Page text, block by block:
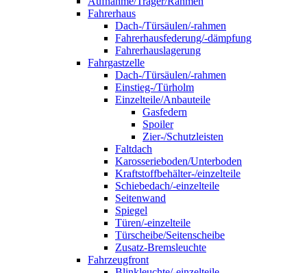
Fahrerhaus
Dach-/Türsäulen/-rahmen
Fahrerhausfederung/-dämpfung
Fahrerhauslagerung
Fahrgastzelle
Dach-/Türsäulen/-rahmen
Einstieg-/Türholm
Einzelteile/Anbauteile
Gasfedern
Spoiler
Zier-/Schutzleisten
Faltdach
Karosserieboden/Unterboden
Kraftstoffbehälter-/einzelteile
Schiebedach/-einzelteile
Seitenwand
Spiegel
Türen/-einzelteile
Türscheibe/Seitenscheibe
Zusatz-Bremsleuchte
Fahrzeugfront